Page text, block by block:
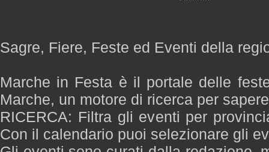
Sagre, Fiere, Feste ed Eventi della
Marche in Festa è il portale delle
Marche, un motore di ricerca per
RICERCA: Filtra gli eventi per
Con il calendario puoi selezionare gli